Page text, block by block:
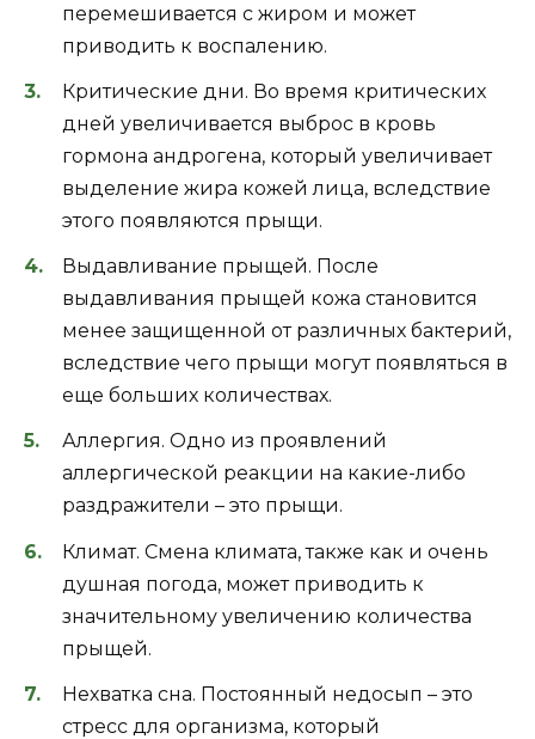
перемешивается с жиром и может
приводить к воспалению.
Критические дни. Во время критических
дней увеличивается выброс в кровь
гормона андрогена, который увеличивает
выделение жира кожей лица, вследствие
этого появляются прыщи.
Выдавливание прыщей. После
выдавливания прыщей кожа становится
менее защищенной от различных бактерий,
вследствие чего прыщи могут появляться в
еще больших количествах.
Аллергия. Одно из проявлений
аллергической реакции на какие-либо
раздражители – это прыщи.
Климат. Смена климата, также как и очень
душная погода, может приводить к
значительному увеличению количества
прыщей.
Нехватка сна. Постоянный недосып – это
стресс для организма, который